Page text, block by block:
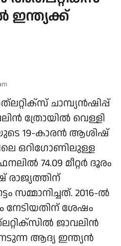
ഇന്ത്യക്ക്
ചാമ്പ്യന്‍ഷിപ്പ്
ത്രോയില്‍ വെള്ളി
19-കാരന്‍ ആശിഷ്
ഒറിഗോണിലുള്ള
74.09 മീറ്റര്‍ ദൂരം
സമ്മാനിച്ചത്. 2016-ല്‍
നേടിയതിന് ശേഷം
ജാവലിന്‍
ആദ്യ ഇന്ത്യന്‍